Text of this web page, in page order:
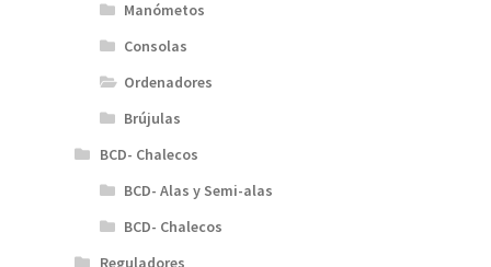
Manómetos
Consolas
Ordenadores
Brújulas
BCD- Chalecos
BCD- Alas y Semi-alas
BCD- Chalecos
Reguladores